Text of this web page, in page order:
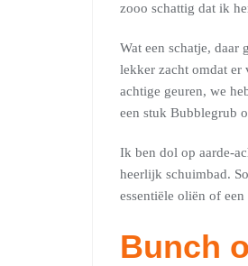
zooo schattig dat ik
Wat een schatje, daar
lekker zacht omdat er
achtige geuren, we
een stuk Bubblegrub
Ik ben dol op aarde-
heerlijk schuimbad.
essentiële oliën of
Bunch